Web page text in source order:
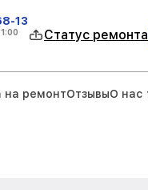
13
Статус ремонта
на ремонтОтзывыО нас